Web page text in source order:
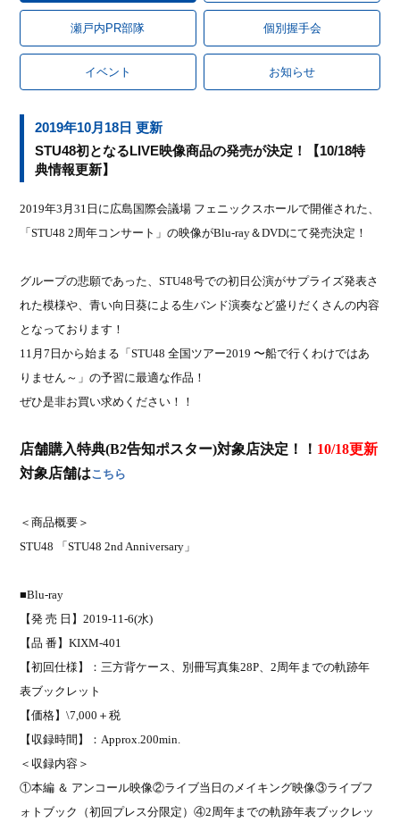
瀬戸内PR部隊 個別握手会
イベント お知らせ
2019年10月18日 更新
STU48初となるLIVE映像商品の発売が決定！【10/18特
典情報更新】
2019年3 月31 日に広島国際会議場 フェニックスホールで開催された、
「STU48 2周年コンサート」の映像がBlu-ray＆DVDにて発売決定！
グループの悲願であった、STU48号での初日公演がサプライズ発表さ
れた模様や、青い向日葵による生バンド演奏など盛りだくさんの内容
となっております！
11 月7 日から始まる「STU48全国ツアー2019〜船で行くわけではあ
りません～」の予習に最適な作品！
ぜひ是非お買い求めください！！
店舗購入特典(B2告知ポスター)対象店決定！！ 10/18更新
対象店舗はこちら
＜商品概要＞
STU48
「STU48 2nd Anniversary 」
■Blu-ray
【発 売 日】2019-11-6(水)
【品 番】KIXM-401
【初回仕様】：三方背ケース、別冊写真集28P、2周年までの軌跡年
表ブックレット
【価格】\7,000 ＋税
【収録時間】：Approx.200min.
＜収録内容＞
①本編 ＆ アンコール映像②ライブ当日のメイキング映像③ライブフ
ォトブック（初回プレス分限定）④2周年までの軌跡年表ブックレッ